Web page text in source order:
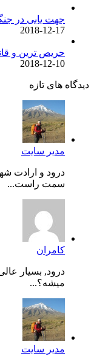
جهت یابی در
2018-12-17
حریص ترین و
2018-12-10
دیدگاه های تازه
مدیر سایت
درود و ارادت
سمت راست...
کامران
درود, بسیار
میشه؟...
مدیر سایت